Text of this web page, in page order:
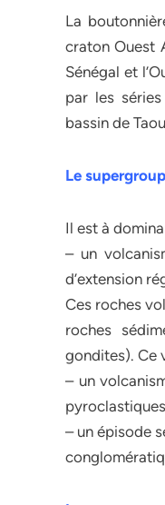
La
craton Ouest
Sénégal et
par les
bassin de
Le
Il est à
– un
d’extension
Ces roches
roches
gondites). Ce
– un
– un épisode